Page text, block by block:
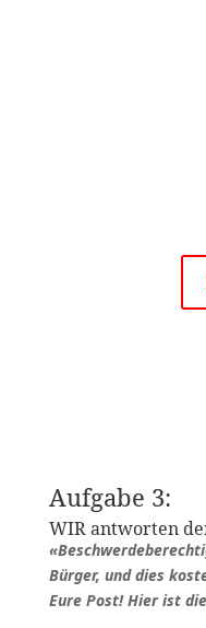
Aufgabe 3:
WIR antworten
Bürger, und dies
Eure Post! Hier ist